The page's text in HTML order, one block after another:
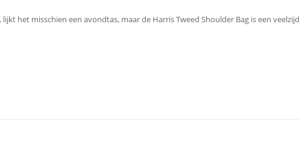
het misschien een avondtas, maar de Harris Tweed Shoulder Bag is een